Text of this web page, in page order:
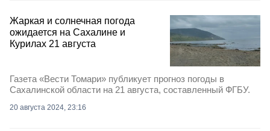
Жаркая и солнечная погода
ожидается на Сахалине и
Курилах 21 августа
Газета «Вести Томари» публикует прогноз погоды в
Сахалинской области на 21 августа, составленный ФГБУ.
20 августа 2024, 23:16